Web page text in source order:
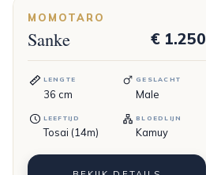
MOMOTARO
Sanke € 1.250
LENGTE
36 cm
GESLACHT
Male
LEEFTIJD
Tosai (14m)
BLOEDLIJN
Kamuy